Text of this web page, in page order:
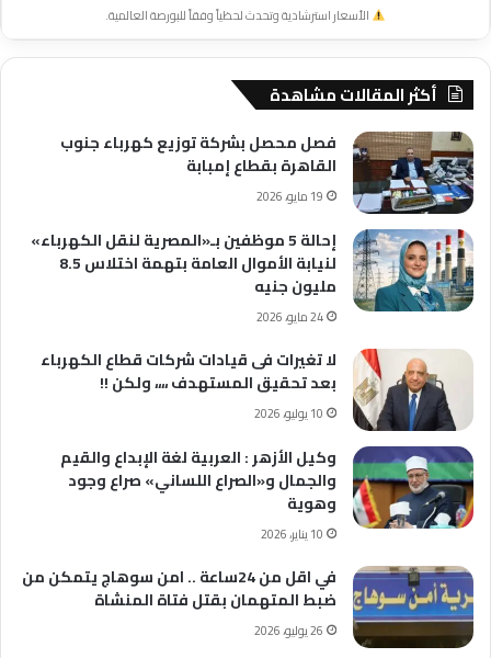
الأسعار استرشادية وتحدث لحظياً وفقاً للبورصة العالمية.
أكثر المقالات مشاهدة
فصل محصل بشركة توزيع كهرباء جنوب
القاهرة بقطاع إمبابة
19 مايو، 2026
إحالة 5 موظفين بـ«المصرية لنقل الكهرباء»
لنيابة الأموال العامة بتهمة اختلاس 8.5
مليون جنيه
24 مايو، 2026
لا تغيرات فى قيادات شركات قطاع الكهرباء
بعد تحقيق المستهدف ،،،، ولكن !!
10 يوليو، 2026
وكيل الأزهر : العربية لغة الإبداع والقيم
والجمال و«الصراع اللساني» صراع وجود
وهوية
10 يناير، 2026
في اقل من 24ساعة .. امن سوهاج يتمكن من
ضبط المتهمان بقتل فتاة المنشاة
26 يوليو، 2026